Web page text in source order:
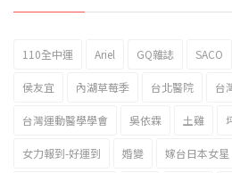
2023新北市北海岸國際風箏節
110全中運 Ariel GQ雜誌 SACO
侯友宜 內湖草莓季 台北醫院 台
台灣運動醫學學會 吳依霖 土雞
女力報到-好運到 婚變 嫁台日本女星